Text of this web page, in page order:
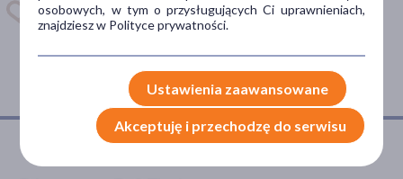
przygotowanie do operacji(2)
brak apetytu(1)
pokaż więcej
Dostępna w
osobowych, w tym o przysługujących Ci uprawnieniach,
znajdziesz w Polityce prywatności.
Ustawienia zaawansowane
Akceptuję i przechodzę do serwisu